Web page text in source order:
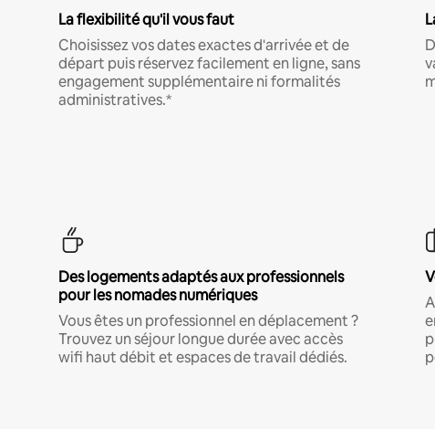
La flexibilité qu'il vous faut
Choisissez vos dates exactes d'arrivée et de
départ puis réservez facilement en ligne, sans
engagement supplémentaire ni formalités
administratives.*
Des logements adaptés aux professionnels
pour les nomades numériques
Vous êtes un professionnel en déplacement ?
Trouvez un séjour longue durée avec accès
wifi haut débit et espaces de travail dédiés.